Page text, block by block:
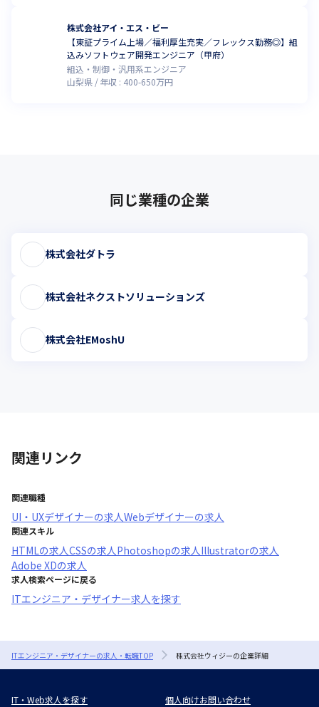
株式会社アイ・エス・ビー
【東証プライム上場／福利厚生充実／フレックス勤務◎】組
込みソフトウェア開発エンジニア（甲府）
組込・制御・汎用系エンジニア
山梨県
年収 : 400-650万円
同じ業種の企業
株式会社ダトラ
株式会社ネクストソリューションズ
株式会社EMoshU
関連リンク
関連職種
UI・UXデザイナーの求人Webデザイナーの求人
関連スキル
HTMLの求人CSSの求人 Photoshopの求人 Illustratorの求人
Adobe XDの求人
求人検索ページに戻る
ITエンジニア・デザイナー求人を探す
ITエンジニア・デザイナーの求人・転職TOP 株式会社ウィジーの企業詳細
IT・Web求人を探す 個人向けお問い合わせ